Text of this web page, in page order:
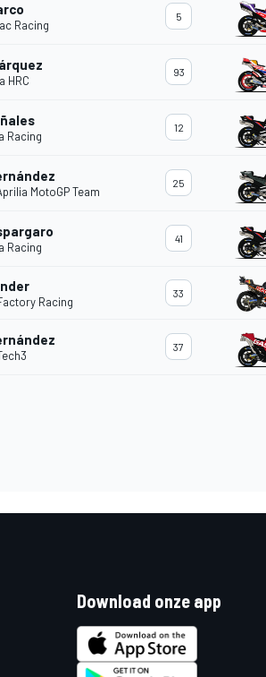
Racing
5
HRC
93
Racing
12
MotoGP Team
25
Racing
41
Racing
33
37
Download onze app